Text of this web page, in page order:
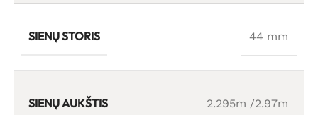
SIENŲ STORIS 44 mm
SIENŲ AUKŠTIS 2.295m /2.97m